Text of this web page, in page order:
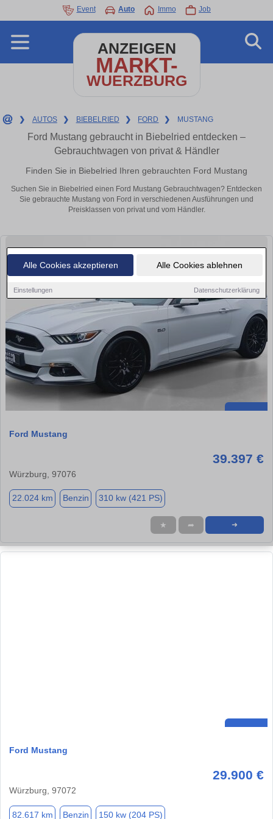
Alle Cookies akzeptieren Alle Cookies ablehnen
Einstellungen Datenschutzerklärung
Event Auto Immo Job
ANZEIGEN
MARKT-
WUERZBURG
❯ AUTOS ❯ BIEBELRIED ❯ FORD ❯ MUSTANG
Ford Mustang gebraucht in Biebelried entdecken –
Gebrauchtwagen von privat & Händler
Finden Sie in Biebelried Ihren gebrauchten Ford Mustang
Suchen Sie in Biebelried einen Ford Mustang Gebrauchtwagen? Entdecken
Sie gebrauchte Mustang von Ford in verschiedenen Ausführungen und
Preisklassen von privat und vom Händler.
Ford Mustang
39.397 €
Würzburg, 97076
22.024 km Benzin 310 kw (421 PS)
★ ➦ ➜
Ford Mustang
29.900 €
Würzburg, 97072
82.617 km Benzin 150 kw (204 PS)